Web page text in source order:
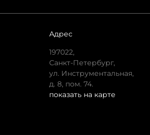
Адрес
197022,
Санкт-Петербург,
ул. Инструментальная,
д. 8, пом. 74.
показать на карте